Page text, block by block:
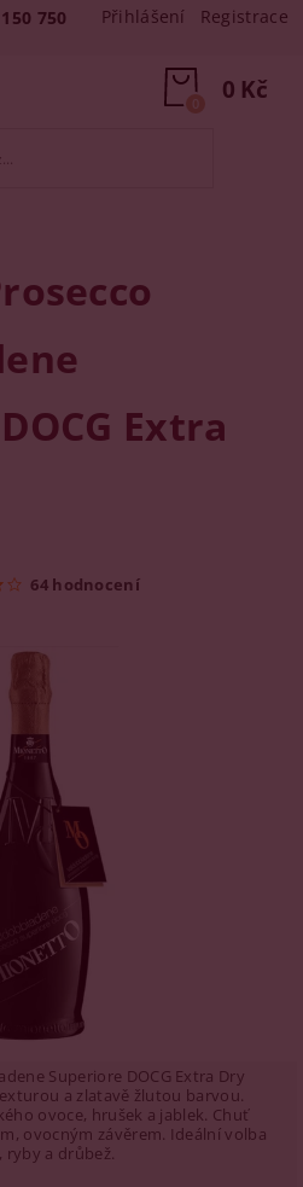
750 Přihlášení Registrace
0 Kč
0
Extra
64 hodnocení
Superiore DOCG Extra Dry
a zlatavě žlutou barvou.
ovoce, hrušek a jablek. Chuť
ovocným závěrem. Ideální volba
a drůbež.